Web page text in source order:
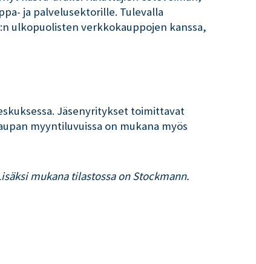
ja palvelusektorille. Tulevalla
ulkopuolisten verkkokauppojen kanssa,
Jäsenyritykset toimittavat
myyntiluvuissa on mukana myös
mukana tilastossa on Stockmann.